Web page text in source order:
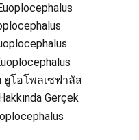
โอโพลเซฟาลัส
Gerçek